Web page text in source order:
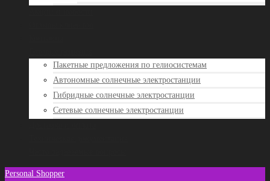
Пакетные предложения по гелиосистемам
Автономные солнечные электростанции
Гибридные солнечные электростанции
Сетевые солнечные электростанции
Personal Shopper